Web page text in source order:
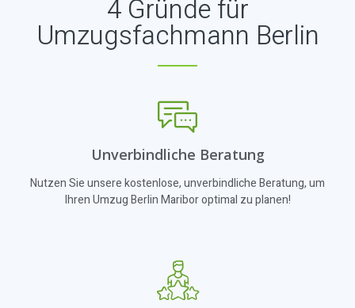
4 Gründe für
Umzugsfachmann Berlin
Unverbindliche Beratung
Nutzen Sie unsere kostenlose, unverbindliche Beratung, um
Ihren Umzug Berlin Maribor optimal zu planen!